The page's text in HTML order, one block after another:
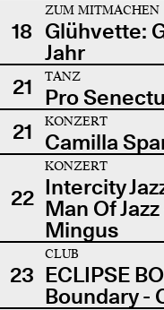
18
ZUM MITMACHEN
Glühvette:
Jahr
21
TANZ
Pro
21
KONZERT
Camilla
22
KONZERT
Intercity
Man Of
Mingus
23
CLUB
ECLIPSE
Boundary -